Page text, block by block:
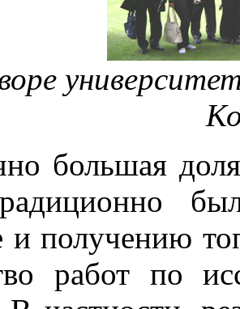
большая
и получению
работ по